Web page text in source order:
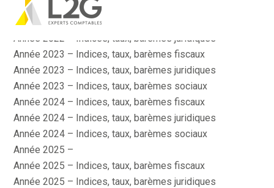
Aller
au
Actualité
Année 2022 – Indices, taux, barèmes fiscaux
Année 2022 – Indices, taux, barèmes juridiques
Année 2023 – Indices, taux, barèmes fiscaux
Année 2023 – Indices, taux, barèmes juridiques
Année 2023 – Indices, taux, barèmes sociaux
Année 2024 – Indices, taux, barèmes fiscaux
Année 2024 – Indices, taux, barèmes juridiques
Année 2024 – Indices, taux, barèmes sociaux
Année 2025 –
Année 2025 – Indices, taux, barèmes fiscaux
Année 2025 – Indices, taux, barèmes juridiques